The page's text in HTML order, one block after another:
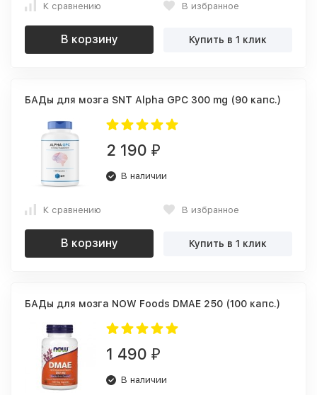
К сравнению В избранное
В корзину Купить в 1 клик
БАДы для мозга SNT Alpha GPC 300 mg (90 капс.)
2 190 ₽
В наличии
К сравнению В избранное
В корзину Купить в 1 клик
БАДы для мозга NOW Foods DMAE 250 (100 капс.)
1 490 ₽
В наличии